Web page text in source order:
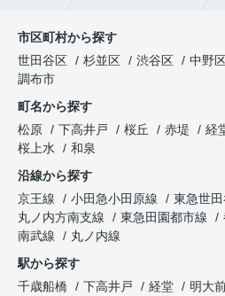
市区町村から探す
世田谷区
杉並区 渋谷区 中野
調布市
町名から探す
松原
下高井戸 桜丘 赤堤 経
桜上水
和泉
沿線から探す
京王線
小田急小田原線 東急世
丸ノ内方南支線
東急田園都市線
南武線
丸ノ内線
駅から探す
千歳船橋
下高井戸 経堂 明大